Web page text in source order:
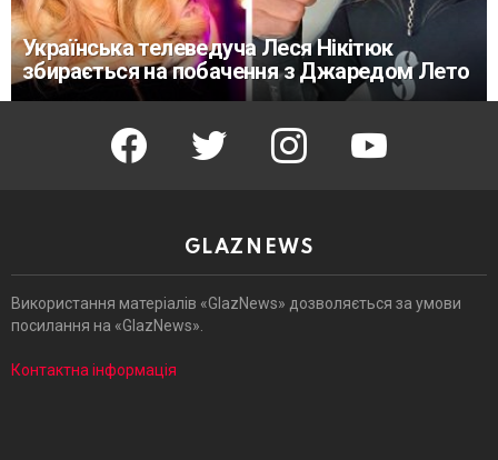
Українська телеведуча Леся Нікітюк
збирається на побачення з Джаредом Лето
facebook twitter instagram youtube
GLAZNEWS
Використання матеріалів «GlazNews» дозволяється за умови
посилання на «GlazNews».
Контактна інформація